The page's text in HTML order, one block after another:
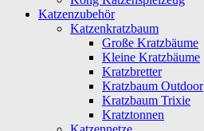
Katzenzubehör
Katzenkratzbaum
Große Kratzbäume
Kleine Kratzbäume
Kratzbretter
Kratzbaum Outdoor
Kratzbaum Trixie
Kratztonnen